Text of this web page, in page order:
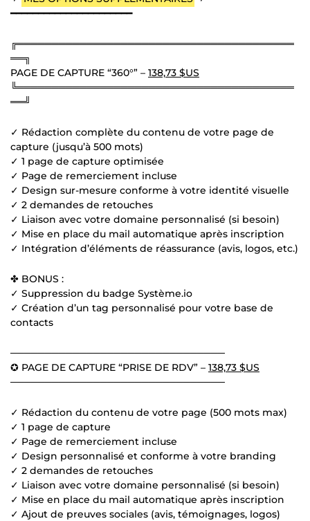
━━━━━━━━━━━━━━━━━━━━━━
╔════════════════════════════════════════
══╗
PAGE DE CAPTURE “360°” – 138,73 $US
╚════════════════════════════════════════
══╝
✓ Rédaction complète du contenu de votre page de
capture (jusqu’à 500 mots)
✓ 1 page de capture optimisée
✓ Page de remerciement incluse
✓ Design sur-mesure conforme à votre identité visuelle
✓ 2 demandes de retouches
✓ Liaison avec votre domaine personnalisé (si besoin)
✓ Mise en place du mail automatique après inscription
✓ Intégration d’éléments de réassurance (avis, logos, etc.)
✤ BONUS :
✓ Suppression du badge Système.io
✓ Création d’un tag personnalisé pour votre base de
contacts
───────────────────────────────
✪ PAGE DE CAPTURE “PRISE DE RDV” – 138,73 $US
───────────────────────────────
✓ Rédaction du contenu de votre page (500 mots max)
✓ 1 page de capture
✓ Page de remerciement incluse
✓ Design personnalisé et conforme à votre branding
✓ 2 demandes de retouches
✓ Liaison avec votre domaine personnalisé (si besoin)
✓ Mise en place du mail automatique après inscription
✓ Ajout de preuves sociales (avis, témoignages, logos)